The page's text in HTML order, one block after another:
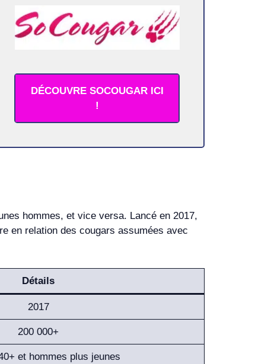
DÉCOUVRE SOCOUGAR ICI
!
hommes, et vice versa. Lancé en 2017,
en relation des cougars assumées avec
Détails
2017
200 000+
et hommes plus jeunes